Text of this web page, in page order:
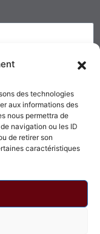
des technologies
aux informations des
nous permettra de
navigation ou les ID
de retirer son
caractéristiques